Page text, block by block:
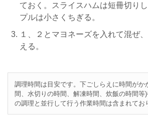
ておく。スライスハムは短冊切り
プルは小さくちぎる。
１、２とマヨネーズを入れて混ぜ
える。
調理時間は目安です。下ごしらえに時間がか
間、水切りの時間、解凍時間、炊飯の時間等
の調理と並行して行う作業時間は含まれてお